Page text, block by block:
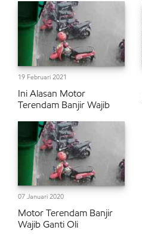
19 Februari 2021
Ini Alasan Motor
Terendam Banjir Wajib
07 Januari 2020
Motor Terendam Banjir
Wajib Ganti Oli